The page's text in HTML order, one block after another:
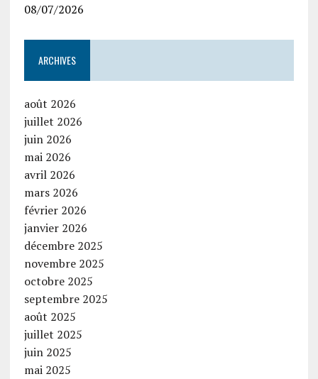
08/07/2026
ARCHIVES
août 2026
juillet 2026
juin 2026
mai 2026
avril 2026
mars 2026
février 2026
janvier 2026
décembre 2025
novembre 2025
octobre 2025
septembre 2025
août 2025
juillet 2025
juin 2025
mai 2025